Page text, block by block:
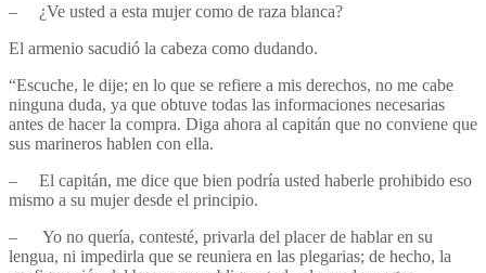
– ¿Ve usted a esta mujer como de raza blanca?
El armenio sacudió la cabeza como dudando.
“Escuche, le dije; en lo que se refiere a mis derechos, no me cabe
ninguna duda, ya que obtuve todas las informaciones necesarias
antes de hacer la compra. Diga ahora al capitán que no conviene que
sus marineros hablen con ella.
– El capitán, me dice que bien podría usted haberle prohibido eso
mismo a su mujer desde el principio.
– Yo no quería, contesté, privarla del placer de hablar en su
lengua, ni impedirla que se reuniera en las plegarias; de hecho, la